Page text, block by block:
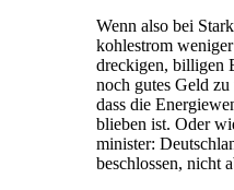
Wenn also bei
koh­lestrom
dre­cki­gen, bil­li­gen
noch gutes Geld
dass die
blie­ben ist. Oder
mi­nis­ter:
beschlos­sen, nicht